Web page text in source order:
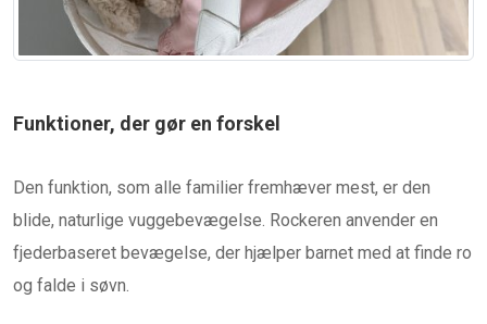
Funktioner, der gør en forskel
Den funktion, som alle familier fremhæver mest, er den
blide, naturlige vuggebevægelse. Rockeren anvender en
fjederbaseret bevægelse, der hjælper barnet med at finde ro
og falde i søvn.